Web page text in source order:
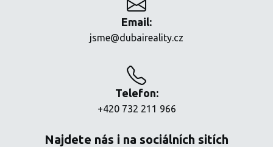
Email:
jsme@dubaireality.cz
Telefon:
+420 732 211 966
Najdete nás i na sociálních sitích